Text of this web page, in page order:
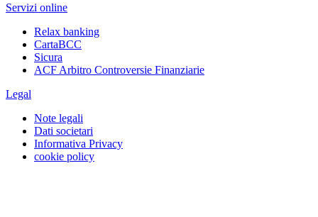
Servizi online
Relax banking
CartaBCC
Sicura
ACF Arbitro Controversie Finanziarie
Legal
Note legali
Dati societari
Informativa Privacy
cookie policy